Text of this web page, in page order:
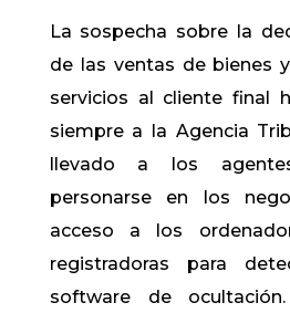
La sospecha sobre la
de las ventas de bienes
servicios al cliente final
siempre a la Agencia
llevado a los
personarse en los
acceso a los
registradoras para
software de